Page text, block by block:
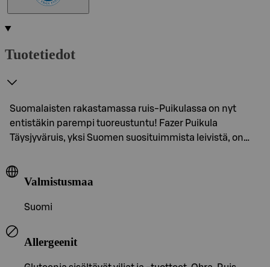
Tuotetiedot
Suomalaisten rakastamassa ruis-Puikulassa on nyt
entistäkin parempi tuoreustuntu! Fazer Puikula
Täysjyväruis, yksi Suomen suosituimmista leivistä, on…
Valmistusmaa
Suomi
Allergeenit